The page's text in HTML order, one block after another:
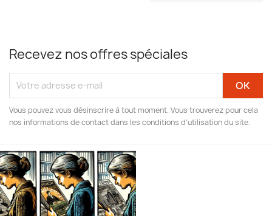
Recevez nos offres spéciales
Vous pouvez vous désinscrire à tout moment. Vous trouverez pour cela
nos informations de contact dans les conditions d'utilisation du site.